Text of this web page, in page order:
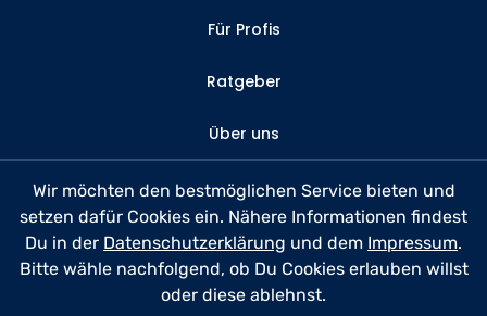
Für Profis
Ratgeber
Über uns
Kontakt
FAQ
Datenschutz
Wir möchten den bestmöglichen Service bieten und
setzen dafür Cookies ein. Nähere Informationen findest
Du in der Datenschutzerklärung und dem Impressum.
Bitte wähle nachfolgend, ob Du Cookies erlauben willst
oder diese ablehnst.